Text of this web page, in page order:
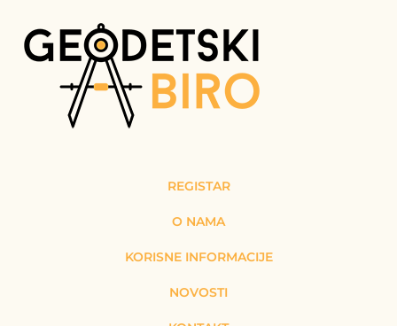
REGISTAR
O NAMA
KORISNE INFORMACIJE
NOVOSTI